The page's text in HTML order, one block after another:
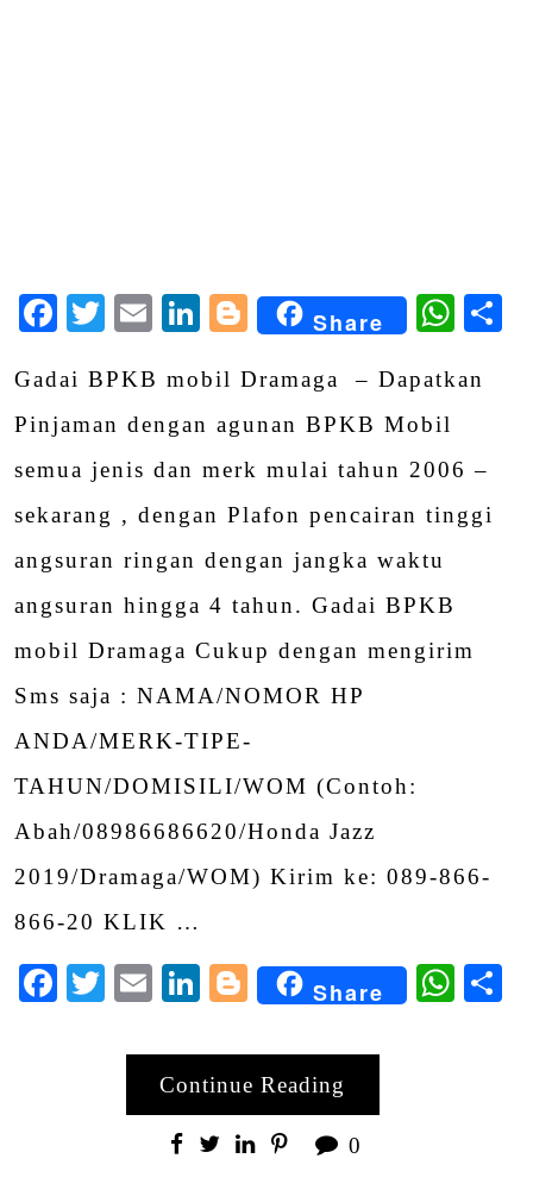
Facebook
Twitter
EmailLinkedIn
Blogger
Share
Gadai BPKB mobil Dramaga – Dapatkan
Pinjaman dengan agunan BPKB Mobil
semua jenis dan merk mulai tahun 2006 –
sekarang , dengan Plafon pencairan tinggi
angsuran ringan dengan jangka waktu
angsuran hingga 4 tahun. Gadai BPKB
mobil Dramaga Cukup dengan mengirim
Sms saja : NAMA/NOMOR HP
ANDA/MERK-TIPE-
TAHUN/DOMISILI/WOM (Contoh:
Abah/08986686620/Honda Jazz
2019/Dramaga/WOM) Kirim ke: 089-866-
866-20 KLIK …
Facebook
Twitter
EmailLinkedIn
Blogger
Share
Continue Reading
0